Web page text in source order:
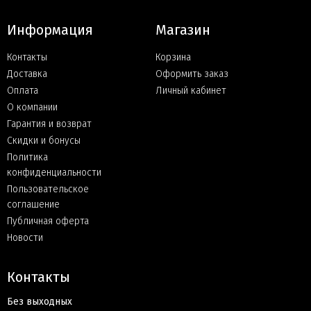
Информация
Контакты
Доставка
Оплата
О компании
Гарантия и возврат
Скидки и бонусы
Политика
конфиденциальности
Пользовательское
соглашение
Публичная оферта
Новости
Магазин
Корзина
Оформить заказ
Личный кабинет
Контакты
Без выходных